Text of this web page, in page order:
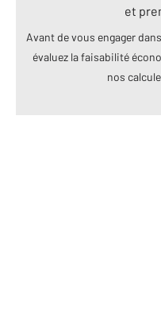
et
Avant de vous engager
évaluez la faisabilité
nos